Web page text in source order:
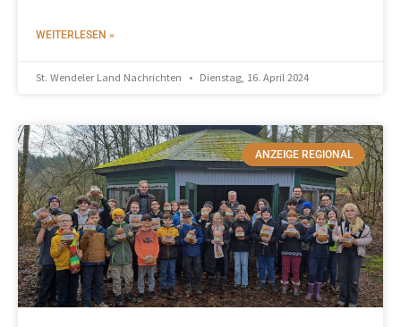
WEITERLESEN »
St. Wendeler Land Nachrichten Dienstag, 16. April 2024
ANZEIGE REGIONAL